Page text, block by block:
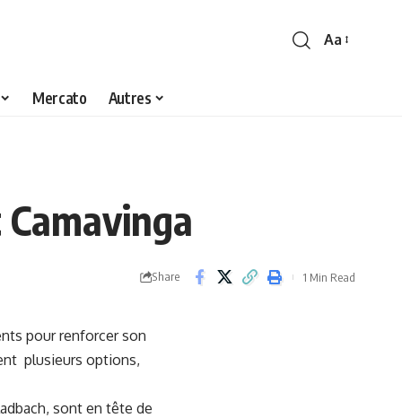
Font
Aa
Mercato Autres
Share 1 Min Read
pour renforcer son
plusieurs options,
sont en tête de